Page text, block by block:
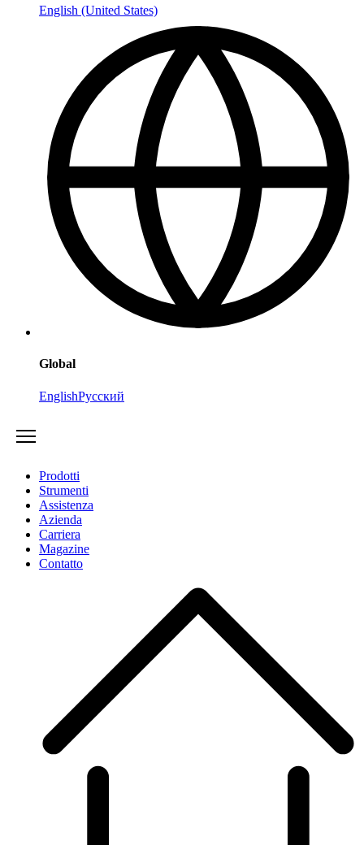
English (United States)
Global
EnglishРусский
Prodotti
Strumenti
Assistenza
Azienda
Carriera
Magazine
Contatto